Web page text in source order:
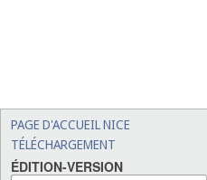
PAGE D'ACCUEIL NICE
TÉLÉCHARGEMENT
ÉDITION-VERSION